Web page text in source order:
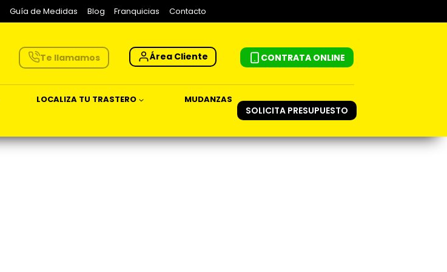
Guía de Medidas Blog Franquicias Contacto
Te llamamos Área Cliente CONTRATA ONLINE
LOCALIZA TU TRASTERO
MUDANZAS
SOLICITA PRESUPUESTO